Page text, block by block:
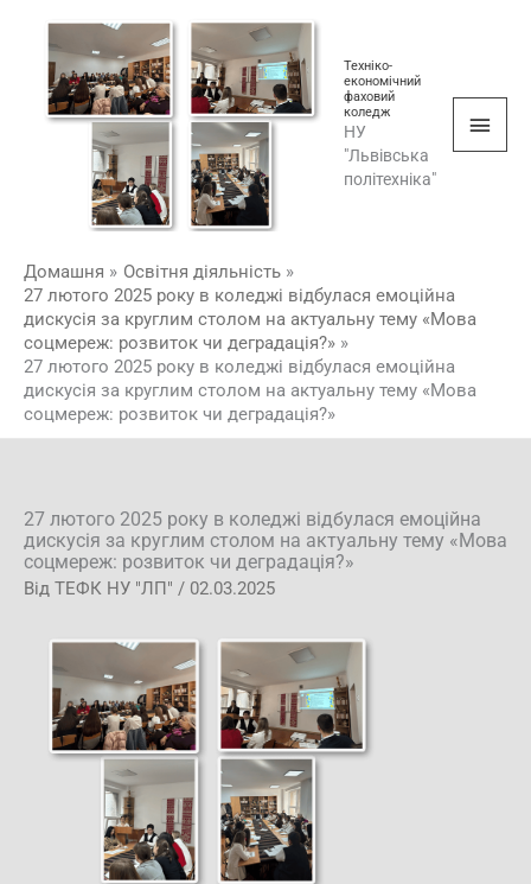
вмісту
Техніко-
економічний
фаховий
коледж
НУ
"Львівська
політехніка"
Домашня
Освітня діяльність
27 лютого 2025 року в коледжі відбулася емоційна
дискусія за круглим столом на актуальну тему «Мова
соцмереж: розвиток чи деградація?»
27 лютого 2025 року в коледжі відбулася емоційна
дискусія за круглим столом на актуальну тему «Мова
соцмереж: розвиток чи деградація?»
27 лютого 2025 року в коледжі відбулася емоційна
дискусія за круглим столом на актуальну тему «Мова
соцмереж: розвиток чи деградація?»
Від ТЕФК НУ "ЛП" / 02.03.2025